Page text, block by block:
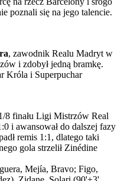
poznali się na jego talencie.
, zawodnik Realu Madryt w
i zdobył jedną bramkę.
Króla i Superpuchar
8 finału Ligi Mistrzów Real
i awansował do dalszej fazy
remis 1:1, dlatego taki
gola strzelił Zinédine
Mejía, Bravo; Figo,